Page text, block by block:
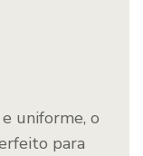
uniforme, o
para